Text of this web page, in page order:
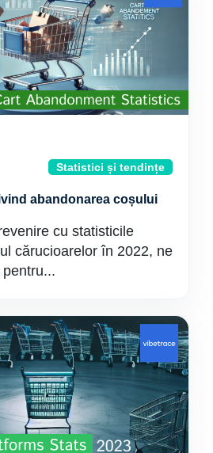
Statistici și tendințe
abandonarea coșului
cu statisticile
cărucioarelor în 2022, ne